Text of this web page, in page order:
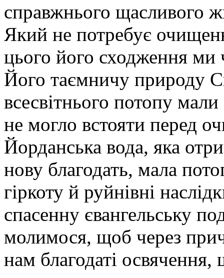
справжнього щасливого
Який не потребує
цього його сходження ми
Його таємничу природу
всесвітнього потопу
не могло встояти перед
Йорданська вода, яка
нову благодать, мала
гіркоту й руйнівні
спасенну євангельську
молимося, щоб через
нам благодаті